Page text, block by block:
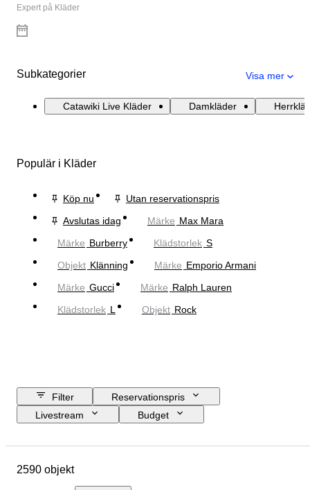
Expert på Kläder
Subkategorier Visa mer
Catawiki Live Kläder Damkläder
Populär i Kläder
Köp nu
Utan reservationspris
Avslutas idag
Märke Max Mara
Märke Burberry Klädstorlek S
Objekt Klänning Märke Emporio Armani
Märke Gucci Märke Ralph Lauren
Klädstorlek L Objekt Rock
Filter
Reservationspris
Livestream
Budget
Material
Stil
2590 objekt